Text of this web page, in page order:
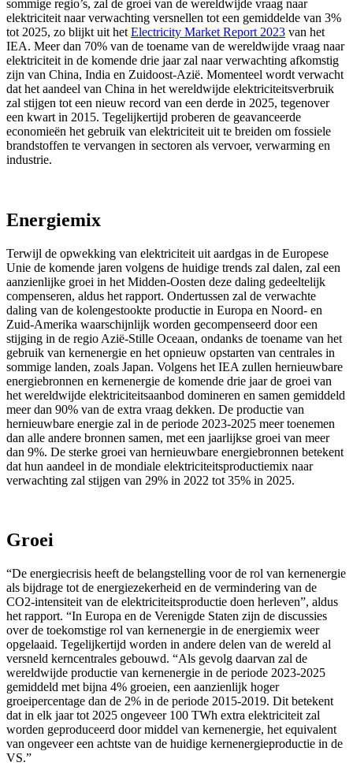
sommige regio’s, zal de groei van de wereldwijde vraag naar
elektriciteit naar verwachting versnellen tot een gemiddelde van 3%
tot 2025, zo blijkt uit het Electricity Market Report 2023 van het
IEA. Meer dan 70% van de toename van de wereldwijde vraag naar
elektriciteit in de komende drie jaar zal naar verwachting afkomstig
zijn van China, India en Zuidoost-Azië. Momenteel wordt verwacht
dat het aandeel van China in het wereldwijde elektriciteitsverbruik
zal stijgen tot een nieuw record van een derde in 2025, tegenover
een kwart in 2015. Tegelijkertijd proberen de geavanceerde
economieën het gebruik van elektriciteit uit te breiden om fossiele
brandstoffen te vervangen in sectoren als vervoer, verwarming en
industrie.
Energiemix
Terwijl de opwekking van elektriciteit uit aardgas in de Europese
Unie de komende jaren volgens de huidige trends zal dalen, zal een
aanzienlijke groei in het Midden-Oosten deze daling gedeeltelijk
compenseren, aldus het rapport. Ondertussen zal de verwachte
daling van de kolengestookte productie in Europa en Noord- en
Zuid-Amerika waarschijnlijk worden gecompenseerd door een
stijging in de regio Azië-Stille Oceaan, ondanks de toename van het
gebruik van kernenergie en het opnieuw opstarten van centrales in
sommige landen, zoals Japan. Volgens het IEA zullen hernieuwbare
energiebronnen en kernenergie de komende drie jaar de groei van
het wereldwijde elektriciteitsaanbod domineren en samen gemiddeld
meer dan 90% van de extra vraag dekken. De productie van
hernieuwbare energie zal in de periode 2023-2025 meer toenemen
dan alle andere bronnen samen, met een jaarlijkse groei van meer
dan 9%. De sterke groei van hernieuwbare energiebronnen betekent
dat hun aandeel in de mondiale elektriciteitsproductiemix naar
verwachting zal stijgen van 29% in 2022 tot 35% in 2025.
Groei
“De energiecrisis heeft de belangstelling voor de rol van kernenergie
als bijdrage tot de energiezekerheid en de vermindering van de
CO2-intensiteit van de elektriciteitsproductie doen herleven”, aldus
het rapport. “In Europa en de Verenigde Staten zijn de discussies
over de toekomstige rol van kernenergie in de energiemix weer
opgelaaid. Tegelijkertijd worden in andere delen van de wereld al
versneld kerncentrales gebouwd. “Als gevolg daarvan zal de
wereldwijde productie van kernenergie in de periode 2023-2025
gemiddeld met bijna 4% groeien, een aanzienlijk hoger
groeipercentage dan de 2% in de periode 2015-2019. Dit betekent
dat in elk jaar tot 2025 ongeveer 100 TWh extra elektriciteit zal
worden geproduceerd door middel van kernenergie, het equivalent
van ongeveer een achtste van de huidige kernenergieproductie in de
VS.”